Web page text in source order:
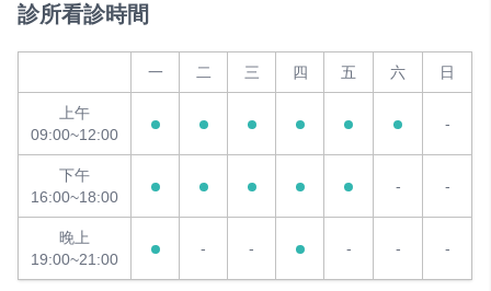
診所看診時間
一 二 三 四 五 六 日
上午
09:00~12:00
-
下午
16:00~18:00
- -
晚上
19:00~21:00
- - - - -